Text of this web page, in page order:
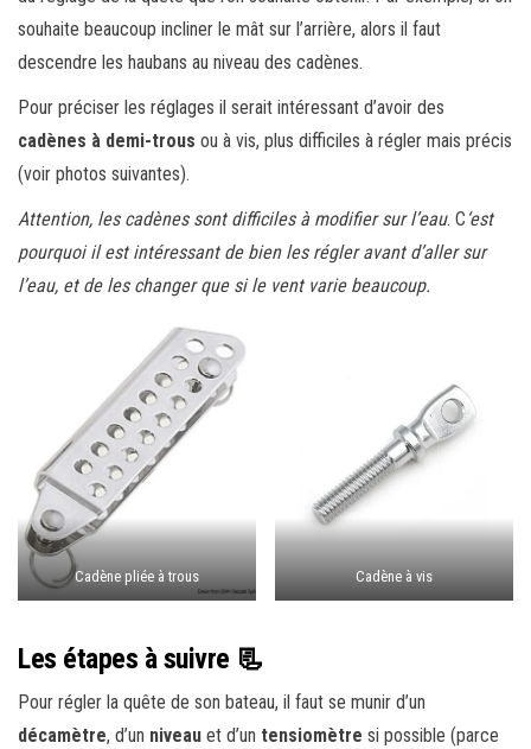
souhaite beaucoup incliner le mât sur l’arrière, alors il faut
descendre les haubans au niveau des cadènes.
Pour préciser les réglages il serait intéressant d’avoir des
cadènes à demi-trous ou à vis, plus difficiles à régler mais précis
(voir photos suivantes).
Attention, les cadènes sont difficiles à modifier sur l’eau. C ‘est
pourquoi il est intéressant de bien les régler avant d’aller sur
l’eau, et de les changer que si le vent varie beaucoup.
Cadène pliée à trous Cadène à vis
Les étapes à suivre 📃
Pour régler la quête de son bateau, il faut se munir d’un
décamètre, d’un niveau et d’un tensiomètre si possible (parce